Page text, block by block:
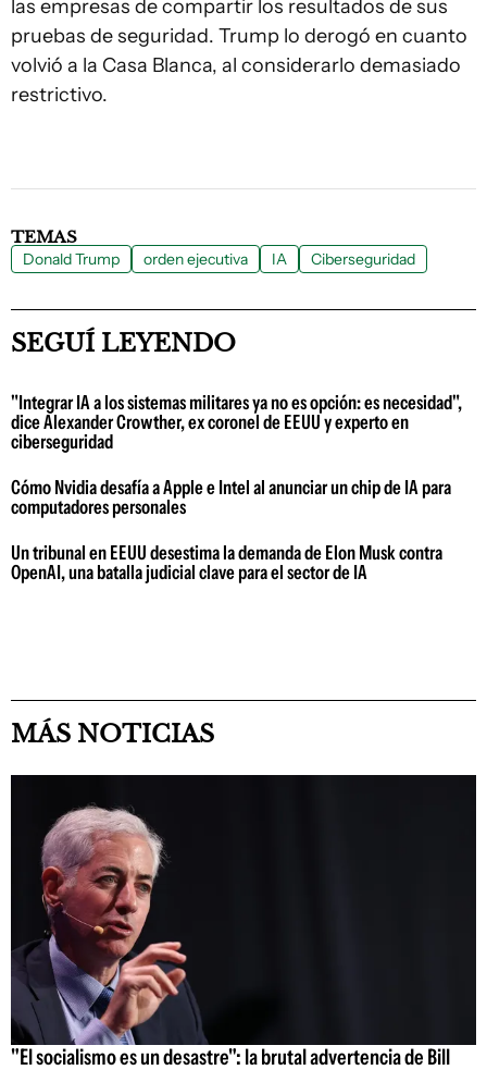
las empresas de compartir los resultados de sus
pruebas de seguridad. Trump lo derogó en cuanto
volvió a la Casa Blanca, al considerarlo demasiado
restrictivo.
TEMAS
Donald Trump orden ejecutiva IA Ciberseguridad
SEGUÍ LEYENDO
"Integrar IA a los sistemas militares ya no es opción: es necesidad",
dice Alexander Crowther, ex coronel de EEUU y experto en
ciberseguridad
Cómo Nvidia desafía a Apple e Intel al anunciar un chip de IA para
computadores personales
Un tribunal en EEUU desestima la demanda de Elon Musk contra
OpenAI, una batalla judicial clave para el sector de IA
MÁS NOTICIAS
"El socialismo es un desastre": la brutal advertencia de Bill